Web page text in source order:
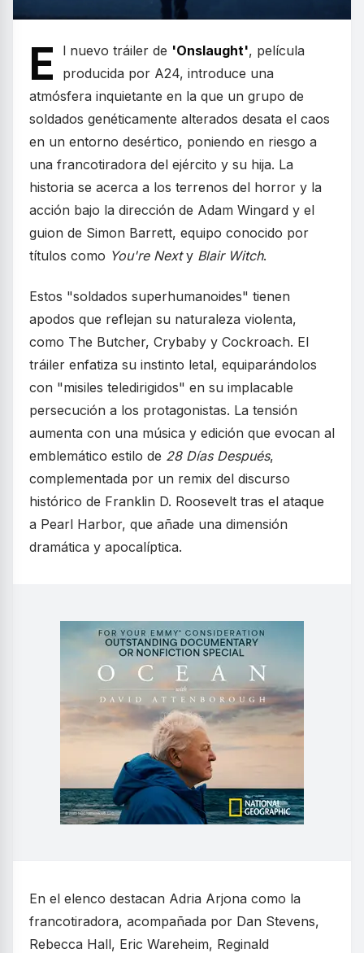
E l nuevo tráiler de 'Onslaught', película
producida por A24, introduce una
atmósfera inquietante en la que un grupo de
soldados genéticamente alterados desata el caos
en un entorno desértico, poniendo en riesgo a
una francotiradora del ejército y su hija. La
historia se acerca a los terrenos del horror y la
acción bajo la dirección de Adam Wingard y el
guion de Simon Barrett, equipo conocido por
títulos como You're Nexty Blair Witch.
Estos "soldados superhumanoides" tienen
apodos que reflejan su naturaleza violenta,
como The Butcher, Crybaby y Cockroach. El
tráiler enfatiza su instinto letal, equiparándolos
con "misiles teledirigidos" en su implacable
persecución a los protagonistas. La tensión
aumenta con una música y edición que evocan al
emblemático estilo de 28 Días Después,
complementada por un remix del discurso
histórico de Franklin D. Roosevelt tras el ataque
a Pearl Harbor, que añade una dimensión
dramática y apocalíptica.
En el elenco destacan Adria Arjona como la
francotiradora, acompañada por Dan Stevens,
Rebecca Hall, Eric Wareheim, Reginald